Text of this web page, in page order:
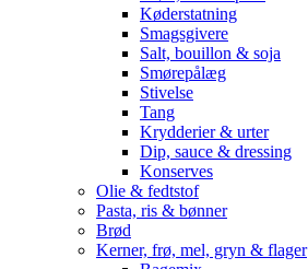
Køderstatning
Smagsgivere
Salt, bouillon & soja
Smørepålæg
Stivelse
Tang
Krydderier & urter
Dip, sauce & dressing
Konserves
Olie & fedtstof
Pasta, ris & bønner
Brød
Kerner, frø, mel, gryn & flager